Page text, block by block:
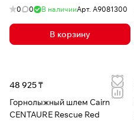
0 0 В наличииАрт. A9081300
В корзину
48 925 ₸
Горнолыжный шлем Cairn
CENTAURE Rescue Red